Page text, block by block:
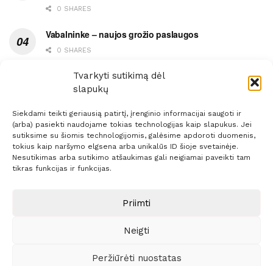
Tvarkyti sutikimą dėl
slapukų
Siekdami teikti geriausią patirtį, įrenginio informacijai saugoti ir
(arba) pasiekti naudojame tokias technologijas kaip slapukus. Jei
sutiksime su šiomis technologijomis, galėsime apdoroti duomenis,
tokius kaip naršymo elgsena arba unikalūs ID šioje svetainėje.
Nesutikimas arba sutikimo atšaukimas gali neigiamai paveikti tam
tikras funkcijas ir funkcijas.
Priimti
Neigti
Peržiūrėti nuostatas
0 SHARES
Vabalninke – naujos grožio paslaugos
0 SHARES
Vytauto gatvės grimasos, arba užsitęsusi Biržų gėda
0 SHARES
Prenumerata Reklama
Sprendimas:ITBrolis